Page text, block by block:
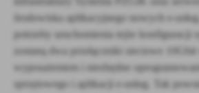
środowiska aplikacyjnego nowych e-
potrzeby uruchomienia tejże konfiguracji
zostaną dwa przełączniki sieciowe 10Gbit
wyposażeniem i niezbędne
sprzętowego i aplikacji e-usług. Tak